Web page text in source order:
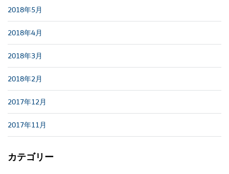
2018年5月
2018年4月
2018年3月
2018年2月
2017年12月
2017年11月
カテゴリー